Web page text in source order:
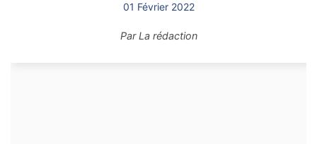
01 Février 2022
ParLa rédaction